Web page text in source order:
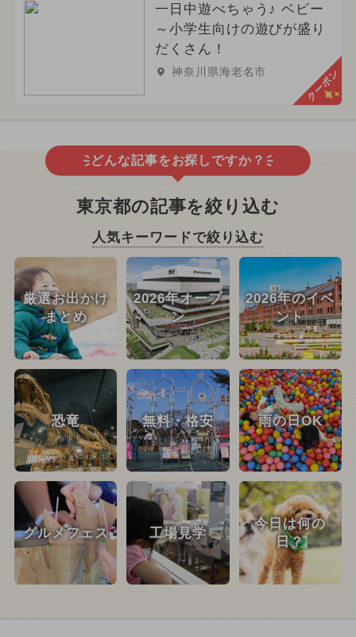
一日中遊べちゃう♪ ベビー
～小学生向けの遊びが盛り
だくさん！
神奈川県海老名市 クーポン
どんな記事をお探しですか？
東京都の記事を絞り込む
人気キーワードで絞り込む
厳選お出かけ
まとめ
2026年オープ
ン
2026年のイベ
ント
恐竜 無料・格安 雨の日OK
グルメフェス 工場見学
今日は何の
日？